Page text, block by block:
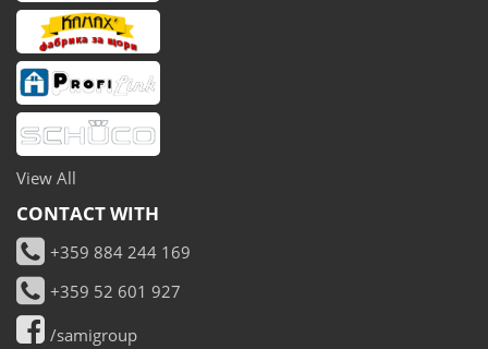
View All
CONTACT WITH
+359 884 244 169
+359 52 601 927
/samigroup